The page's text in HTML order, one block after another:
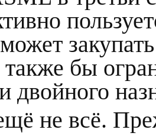
также бы
двойного
не всё.